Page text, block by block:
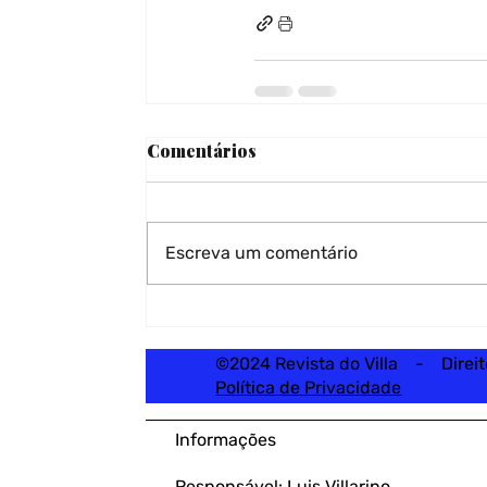
Comentários
Escreva um comentário
©2024 Revista do Villa -
Política de Privacidade
Informações